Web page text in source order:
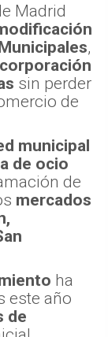
Madrid
,
sin perder
de
municipal
de ocio
de
mercados
ha
este año
de